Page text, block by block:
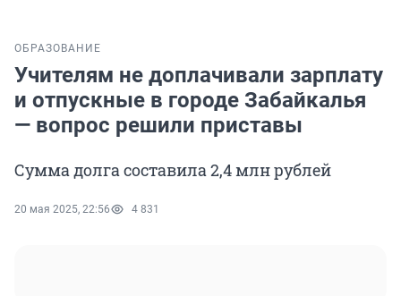
ОБРАЗОВАНИЕ
Учителям не доплачивали зарплату
и отпускные в городе Забайкалья
— вопрос решили приставы
Сумма долга составила 2,4 млн рублей
20 мая 2025, 22:56 4 831